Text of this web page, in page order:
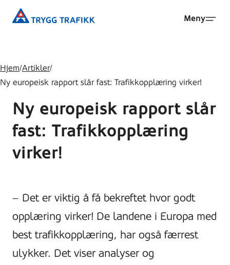
Trygg
Meny
Hjem/Artikler/
Ny europeisk rapport slår fast: Trafikkopplæring virker!
Ny europeisk rapport slår
fast: Trafikkopplæring
virker!
– Det er viktig å få bekreftet hvor godt
opplæring virker! De landene i Europa med
best trafikkopplæring, har også færrest
ulykker. Det viser analyser og